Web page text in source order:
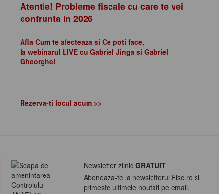
Atentie! Probleme fiscale cu care te vei
confrunta in 2026
Afla Cum te afecteaza si Ce poti face,
la webinarul LIVE cu Gabriel Jinga si Gabriel
Gheorghe!
Rezerva-ti locul acum >>
Newsletter zilnic GRATUIT
Aboneaza-te la newsletterul Fisc.ro si
primeste ultimele noutati pe email.